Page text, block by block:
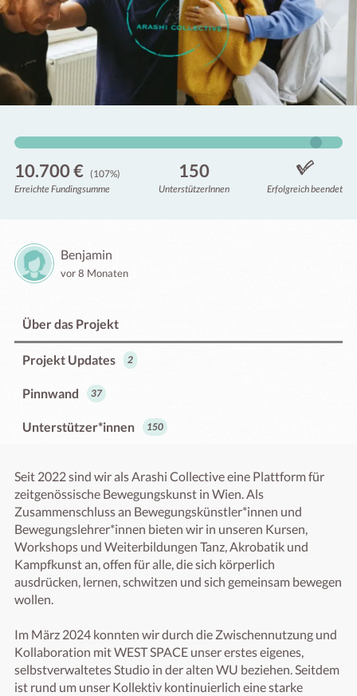
10.700 € (107%)
Erreichte Fundingsumme
150
UnterstützerInnen Erfolgreich beendet
Benjamin
vor 8 Monaten
Über das Projekt
Projekt Updates 2
Pinnwand 37
Unterstützer*innen 150
Seit 2022 sind wir als Arashi Collective eine Plattform für
zeitgenössische Bewegungskunst in Wien. Als
Zusammenschluss an Bewegungskünstler*innen und
Bewegungslehrer*innen bieten wir in unseren Kursen,
Workshops und Weiterbildungen Tanz, Akrobatik und
Kampfkunst an, offen für alle, die sich körperlich
ausdrücken, lernen, schwitzen und sich gemeinsam bewegen
wollen.
Im März 2024 konnten wir durch die Zwischennutzung und
Kollaboration mit WEST SPACE unser erstes eigenes,
selbstverwaltetes Studio in der alten WU beziehen. Seitdem
ist rund um unser Kollektiv kontinuierlich eine starke